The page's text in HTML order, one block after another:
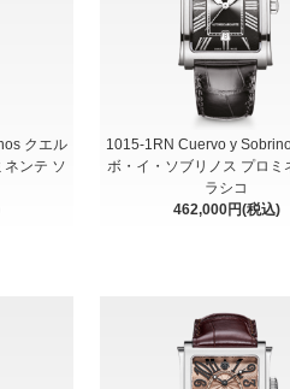
クエル
ネンテ ソ
1015-1RN Cuervo y
ボ・イ・ソブリノス プロミ
ラシコ
462,000円(税込)